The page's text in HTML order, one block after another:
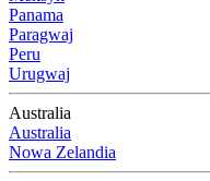
Panama
Paragwaj
Peru
Urugwaj
Australia
Australia
Nowa Zelandia